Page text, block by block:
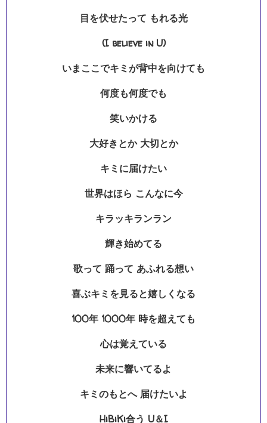
目を伏せたって もれる光
(I believe in U)
いまここでキミが背中を向けても
何度も何度でも
笑いかける
大好きとか 大切とか
キミに届けたい
世界はほら こんなに今
キラッキランラン
輝き始めてる
歌って 踊って あふれる想い
喜ぶキミを見ると嬉しくなる
100年 1000年 時を超えても
心は覚えている
未来に響いてるよ
キミのもとへ 届けたいよ
HiBiKi合う U＆I